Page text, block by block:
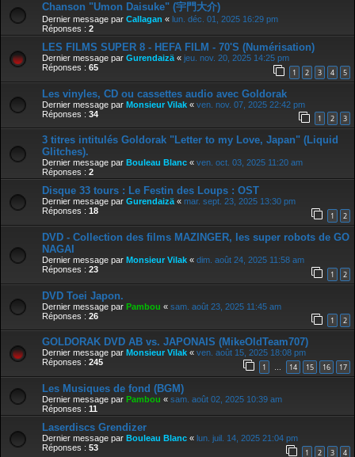
Chanson "Umon Daisuke" (宇門大介)
Dernier message par Callagan « lun. déc. 01, 2025 16:29 pm
Réponses : 2
LES FILMS SUPER 8 - HEFA FILM - 70'S (Numérisation)
Dernier message par Gurendaizä « jeu. nov. 20, 2025 14:25 pm
Réponses : 65 1 2 3 4 5
Les vinyles, CD ou cassettes audio avec Goldorak
Dernier message par Monsieur Vilak « ven. nov. 07, 2025 22:42 pm
Réponses : 34 1 2 3
3 titres intitulés Goldorak "Letter to my Love, Japan" (Liquid
Glitches).
Dernier message par Bouleau Blanc « ven. oct. 03, 2025 11:20 am
Réponses : 2
Disque 33 tours : Le Festin des Loups : OST
Dernier message par Gurendaizä« mar. sept. 23, 2025 13:30 pm
Réponses : 18 1 2
DVD - Collection des films MAZINGER, les super robots de GO
NAGAI
Dernier message par Monsieur Vilak « dim. août 24, 2025 11:58 am
Réponses : 23 1 2
DVD Toei Japon.
Dernier message par Pambou « sam. août 23, 2025 11:45 am
Réponses : 26 1 2
GOLDORAK DVD AB vs. JAPONAIS (MikeOldTeam707)
Dernier message par Monsieur Vilak « ven. août 15, 2025 18:08 pm
Réponses : 245 1 … 14 15 16 17
Les Musiques de fond (BGM)
Dernier message par Pambou « sam. août 02, 2025 10:39 am
Réponses : 11
Laserdiscs Grendizer
Dernier message par Bouleau Blanc « lun. juil. 14, 2025 21:04 pm
Réponses : 53 1 2 3 4